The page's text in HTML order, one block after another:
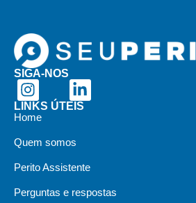
SIGA-NOS
LINKS ÚTEIS
Home
Quem somos
Perito Assistente
Perguntas e respostas